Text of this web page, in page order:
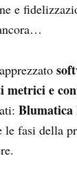
e
metrici e
Blumatica
le fasi della